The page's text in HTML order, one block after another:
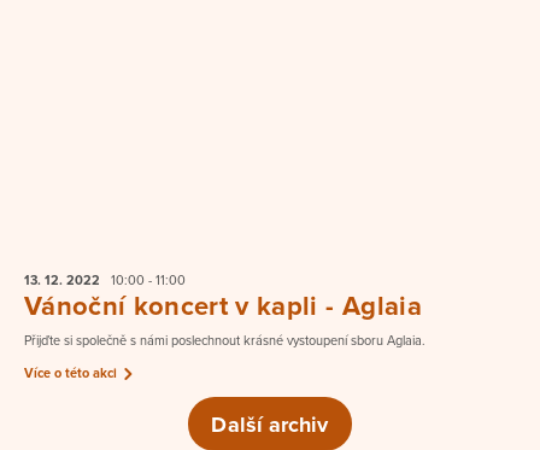
13. 12. 2022 10:00 - 11:00
Vánoční koncert v kapli - Aglaia
Přijďte si společně s námi poslechnout krásné vystoupení sboru Aglaia.
Více o této akci
Další archiv